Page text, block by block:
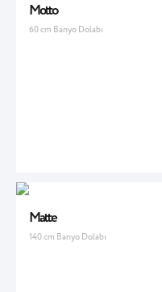
Motto
60 cm Banyo Dolabı
Matte
140 cm Banyo Dolabı